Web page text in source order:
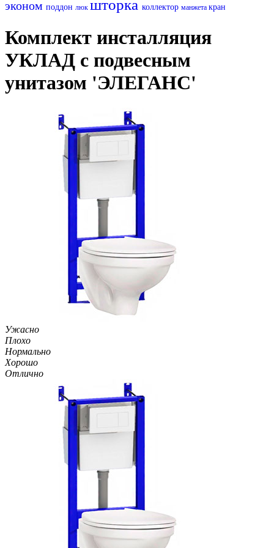
эконом поддон люк шторка коллектор манжета кран
Комплект инсталляция
УКЛАД с подвесным
унитазом 'ЭЛЕГАНС'
Ужасно
Плохо
Нормально
Хорошо
Отлично